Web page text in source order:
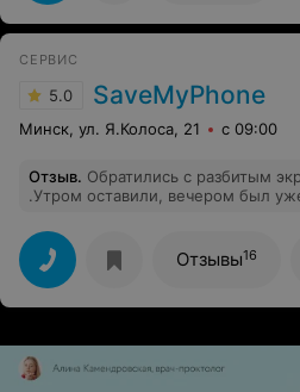
СЕРВИС
5.0 SaveMyPhone
Минск, ул. Я.Колоса, 21 с 09:00
Отзыв. Обратились с разбитым
.Утром оставили, вечером был
Отзывы16